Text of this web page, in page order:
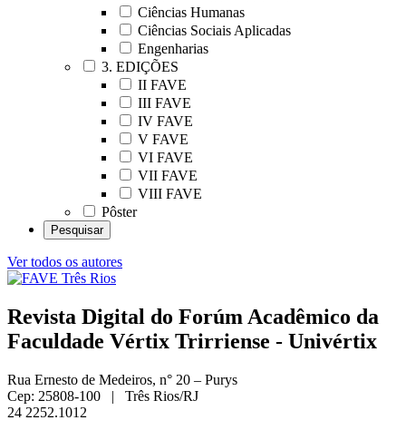
Ciências Humanas
Ciências Sociais Aplicadas
Engenharias
3. EDIÇÕES
II FAVE
III FAVE
IV FAVE
V FAVE
VI FAVE
VII FAVE
VIII FAVE
Pôster
Ver todos os autores
Revista Digital do Forúm Acadêmico da
Faculdade Vértix Trirriense - Univértix
Rua Ernesto de Medeiros, n° 20 – Purys
Cep: 25808-100 | Três Rios/RJ
24 2252.1012